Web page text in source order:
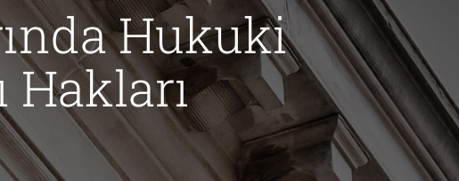
Hukuki
Hakları